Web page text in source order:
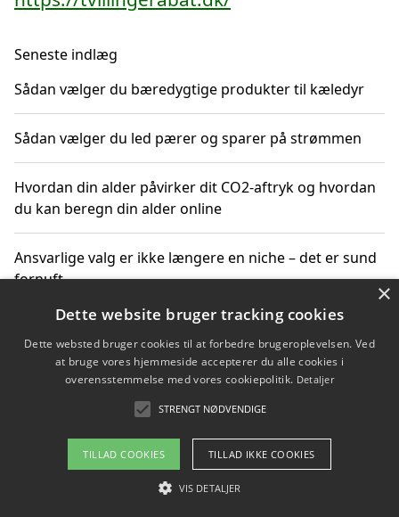
Seneste indlæg
Sådan vælger du bæredygtige produkter til kæledyr
Sådan vælger du led pærer og sparer på strømmen
Hvordan din alder påvirker dit CO2-aftryk og hvordan
du kan beregn din alder online
Ansvarlige valg er ikke længere en niche – det er sund
fornuft
Sådan kan du handle bæredygtigt og bestil med
faktura
Om / kontakt
Blog Betingelser
×
Dette website bruger tracking cookies
Dette websted bruger cookies til at forbedre brugeroplevelsen. Ved
at bruge vores hjemmeside accepterer du alle cookies i
overensstemmelse med vores cookiepolitik. Detaljer
STRENGT NØDVENDIGE
TILLAD COOKIES TILLAD IKKE COOKIES
VIS DETALJER